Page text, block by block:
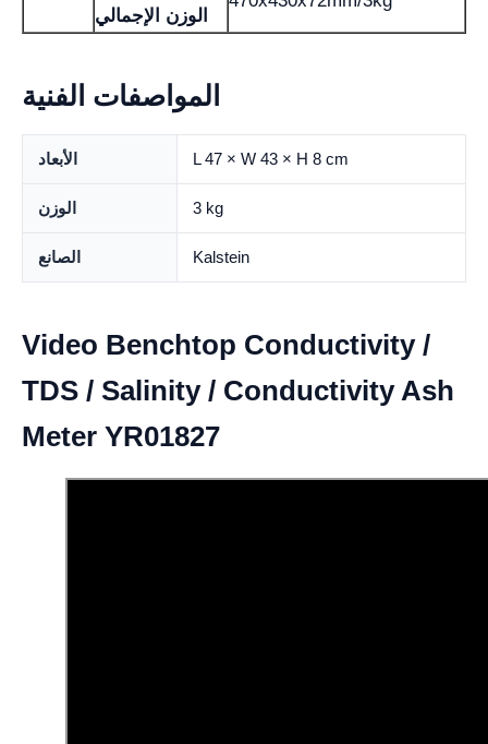
الوزن الإجمالي
المواصفات الفنية
الأبعاد L 47 × W 43 × H 8 cm
الوزن 3 kg
الصانع Kalstein
Video Benchtop Conductivity /
TDS / Salinity / Conductivity Ash
Meter YR01827